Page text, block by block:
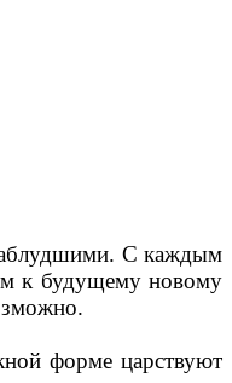
С каждым
к будущему новому
форме царствуют